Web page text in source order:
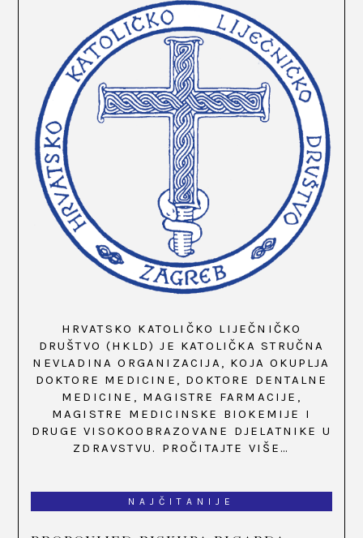
HRVATSKO KATOLIČKO LIJEČNIČKO
DRUŠTVO (HKLD) JE KATOLIČKA STRUČNA
NEVLADINA ORGANIZACIJA, KOJA OKUPLJA
DOKTORE MEDICINE, DOKTORE DENTALNE
MEDICINE, MAGISTRE FARMACIJE,
MAGISTRE MEDICINSKE BIOKEMIJE I
DRUGE VISOKOOBRAZOVANE DJELATNIKE U
ZDRAVSTVU. PROČITAJTE VIŠE…
NAJČITANIJE